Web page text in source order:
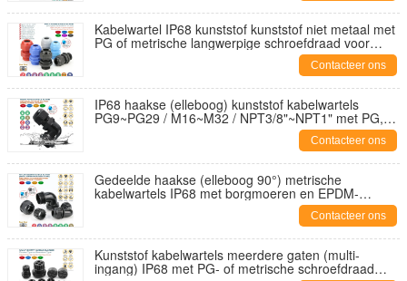
Kabelwartel IP68 kunststof kunststof niet metaal met
PG of metrische langwerpige schroefdraad voor
Contacteer ons
IP68 haakse (elleboog) kunststof kabelwartels
PG9~PG29 / M16~M32 / NPT3/8"~NPT1" met PG,
Contacteer ons
Gedeelde haakse (elleboog 90°) metrische
kabelwartels IP68 met borgmoeren en EPDM-
Contacteer ons
Kunststof kabelwartels meerdere gaten (multi-
ingang) IP68 met PG- of metrische schroefdraad